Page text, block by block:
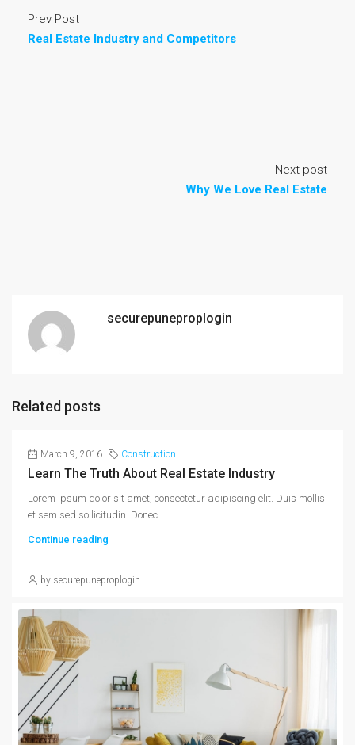
Prev Post
Real Estate Industry and Competitors
Next post
Why We Love Real Estate
securepuneproplogin
Related posts
March 9, 2016 Construction
Learn The Truth About Real Estate Industry
Lorem ipsum dolor sit amet, consectetur adipiscing elit. Duis mollis
et sem sed sollicitudin. Donec...
Continue reading
by securepuneproplogin